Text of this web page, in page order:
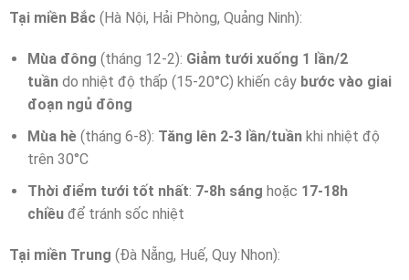
Tại miền Bắc (Hà Nội, Hải Phòng, Quảng Ninh):
Mùa đông (tháng 12-2): Giảm tưới xuống 1 lần/2
tuần do nhiệt độ thấp (15-20°C) khiến cây bước vào giai
đoạn ngủ đông
Mùa hè (tháng 6-8): Tăng lên 2-3 lần/tuần khi nhiệt độ
trên 30°C
Thời điểm tưới tốt nhất: 7-8h sáng hoặc 17-18h
chiều để tránh sốc nhiệt
Tại miền Trung (Đà Nẵng, Huế, Quy Nhon):